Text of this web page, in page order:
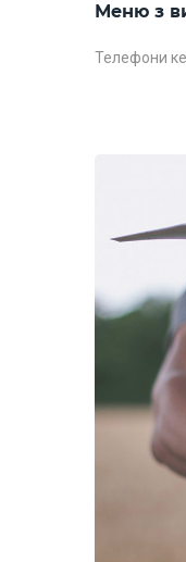
Меню з
Телефони